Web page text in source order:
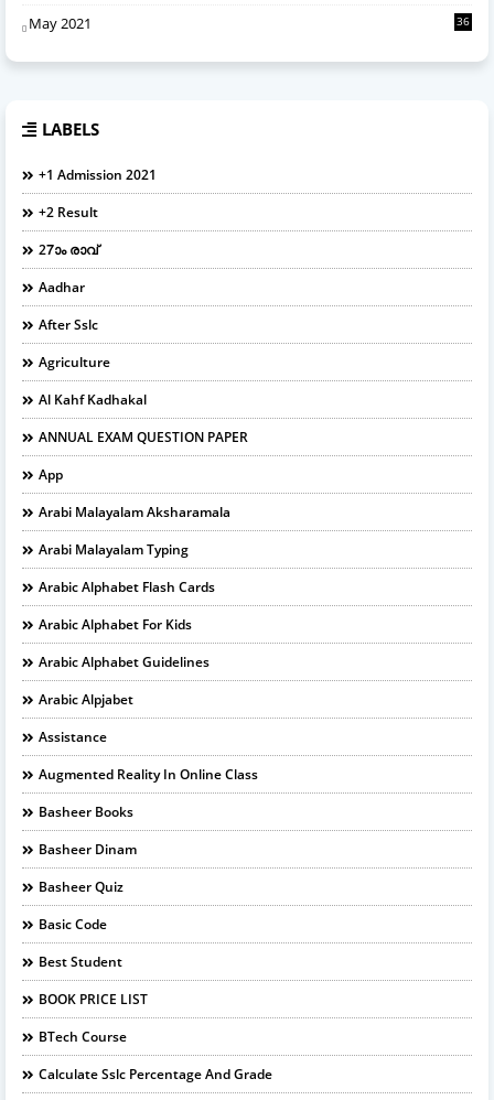
May 2021 36
LABELS
+1 Admission 2021
+2 Result
27ാം രാവ്
Aadhar
After Sslc
Agriculture
Al Kahf Kadhakal
ANNUAL EXAM QUESTION PAPER
App
Arabi Malayalam Aksharamala
Arabi Malayalam Typing
Arabic Alphabet Flash Cards
Arabic Alphabet For Kids
Arabic Alphabet Guidelines
Arabic Alpjabet
Assistance
Augmented Reality In Online Class
Basheer Books
Basheer Dinam
Basheer Quiz
Basic Code
Best Student
BOOK PRICE LIST
BTech Course
Calculate Sslc Percentage And Grade